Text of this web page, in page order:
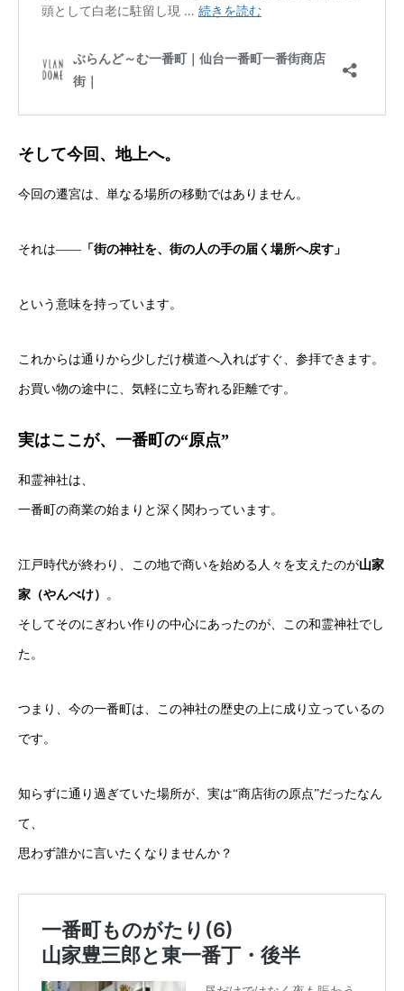
そして今回、地上へ。
今回の遷宮は、単なる場所の移動ではありません。
それは―― 「街の神社を、街の人の手の届く場所へ戻す」
という意味を持っています。
これからは通りから少しだけ横道へ入ればすぐ、参拝できます。
お買い物の途中に、気軽に立ち寄れる距離です。
実はここが、一番町の“原点”
和霊神社は、
一番町の商業の始まりと深く関わっています。
江戸時代が終わり、この地で商いを始める人々を支えたのが山家
家（やんべけ） 。
そしてそのにぎわい作りの中心にあったのが、この和霊神社でし
た。
つまり、今の一番町は、この神社の歴史の上に成り立っているの
です。
知らずに通り過ぎていた場所が、実は“商店街の原点”だったなん
て、
思わず誰かに言いたくなりませんか？